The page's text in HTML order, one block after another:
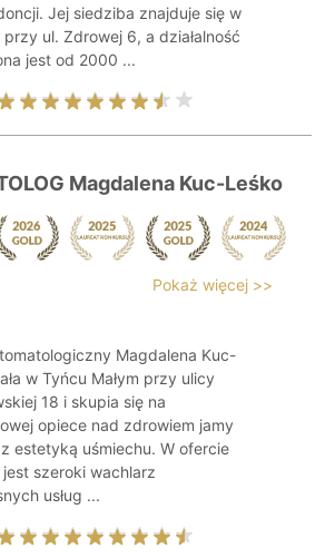
Jej siedziba znajduje się w
ul. Zdrowej 6, a działalność
jest od 2000 ...
Magdalena Kuc-Leśko
Pokaż więcej >>
Magdalena Kuc-
w Tyńcu Małym przy ulicy
18 i skupia się na
opiece nad zdrowiem jamy
estetyką uśmiechu. W ofercie
szeroki wachlarz
usług ...